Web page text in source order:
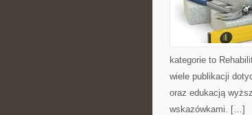
kategorie to
wiele publikacji
oraz edukacją
wskazówkami. […]